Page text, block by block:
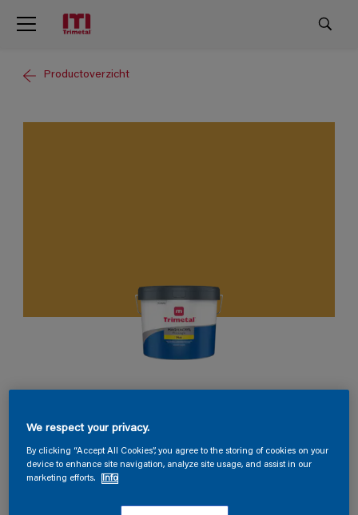
Productoverzicht
F2.50.64
We respect your privacy.
By clicking “Accept All Cookies”, you agree to the storing of cookies on your
device to enhance site navigation, analyze site usage, and assist in our
marketing efforts.
Info